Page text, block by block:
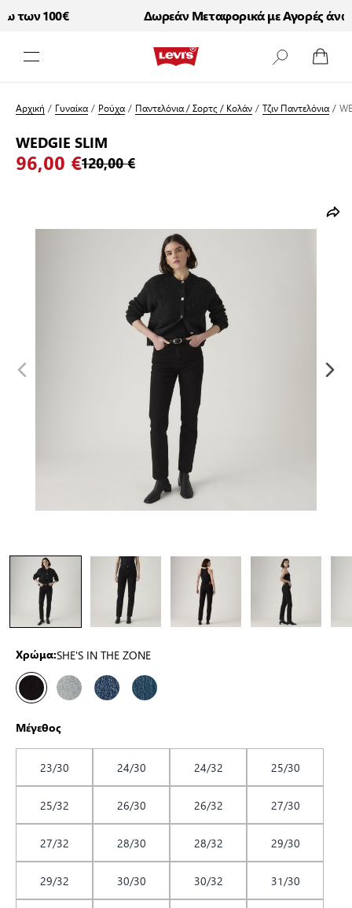
των 100€ Δωρεάν Μεταφορικά με Αγορές άνω
Αρχική / Γυναίκα/ Ρούχα/ Παντελόνια / Σορτς / Κολάν/Τζιν Παντελόνια/
WEDGIE SLIM
96,00 €120,00 €
Χρώμα:SHE'S IN THE ZONE
Μέγεθος
23/30 24/30 24/32
25/30
25/32
26/30 26/32
27/30
27/32
28/30 28/32
29/30
29/32
30/30 30/32
31/30